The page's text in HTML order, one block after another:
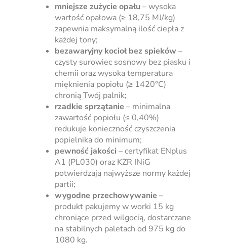
mniejsze zużycie opału– wysoka
wartość opałowa (≥ 18,75 MJ/kg)
zapewnia maksymalną ilość ciepła z
każdej tony;
bezawaryjny kocioł bez spieków–
czysty surowiec sosnowy bez piasku i
chemii oraz wysoka temperatura
mięknienia popiołu (≥ 1420°C)
chronią Twój palnik;
rzadkie sprzątanie – minimalna
zawartość popiołu (≤ 0,40%)
redukuje konieczność czyszczenia
popielnika do minimum;
pewność jakości – certyfikat ENplus
A1 (PL030) oraz KZR INiG
potwierdzają najwyższe normy każdej
partii;
wygodne przechowywanie –
produkt pakujemy w worki 15 kg
chroniące przed wilgocią, dostarczane
na stabilnych paletach od 975 kg do
1080 kg.